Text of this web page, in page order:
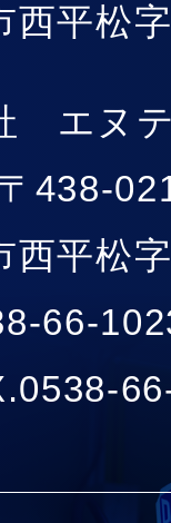
西平松
エヌ
〒438-
西平松
66-